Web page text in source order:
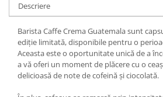
Descriere
Barista Caffe Crema Guatemala sunt
ediție limitată, disponibile pentru o
Aceasta este o oportunitate unică de a
a vă oferi un moment de plăcere cu o
delicioasă de note de cofeină și ciocolată.